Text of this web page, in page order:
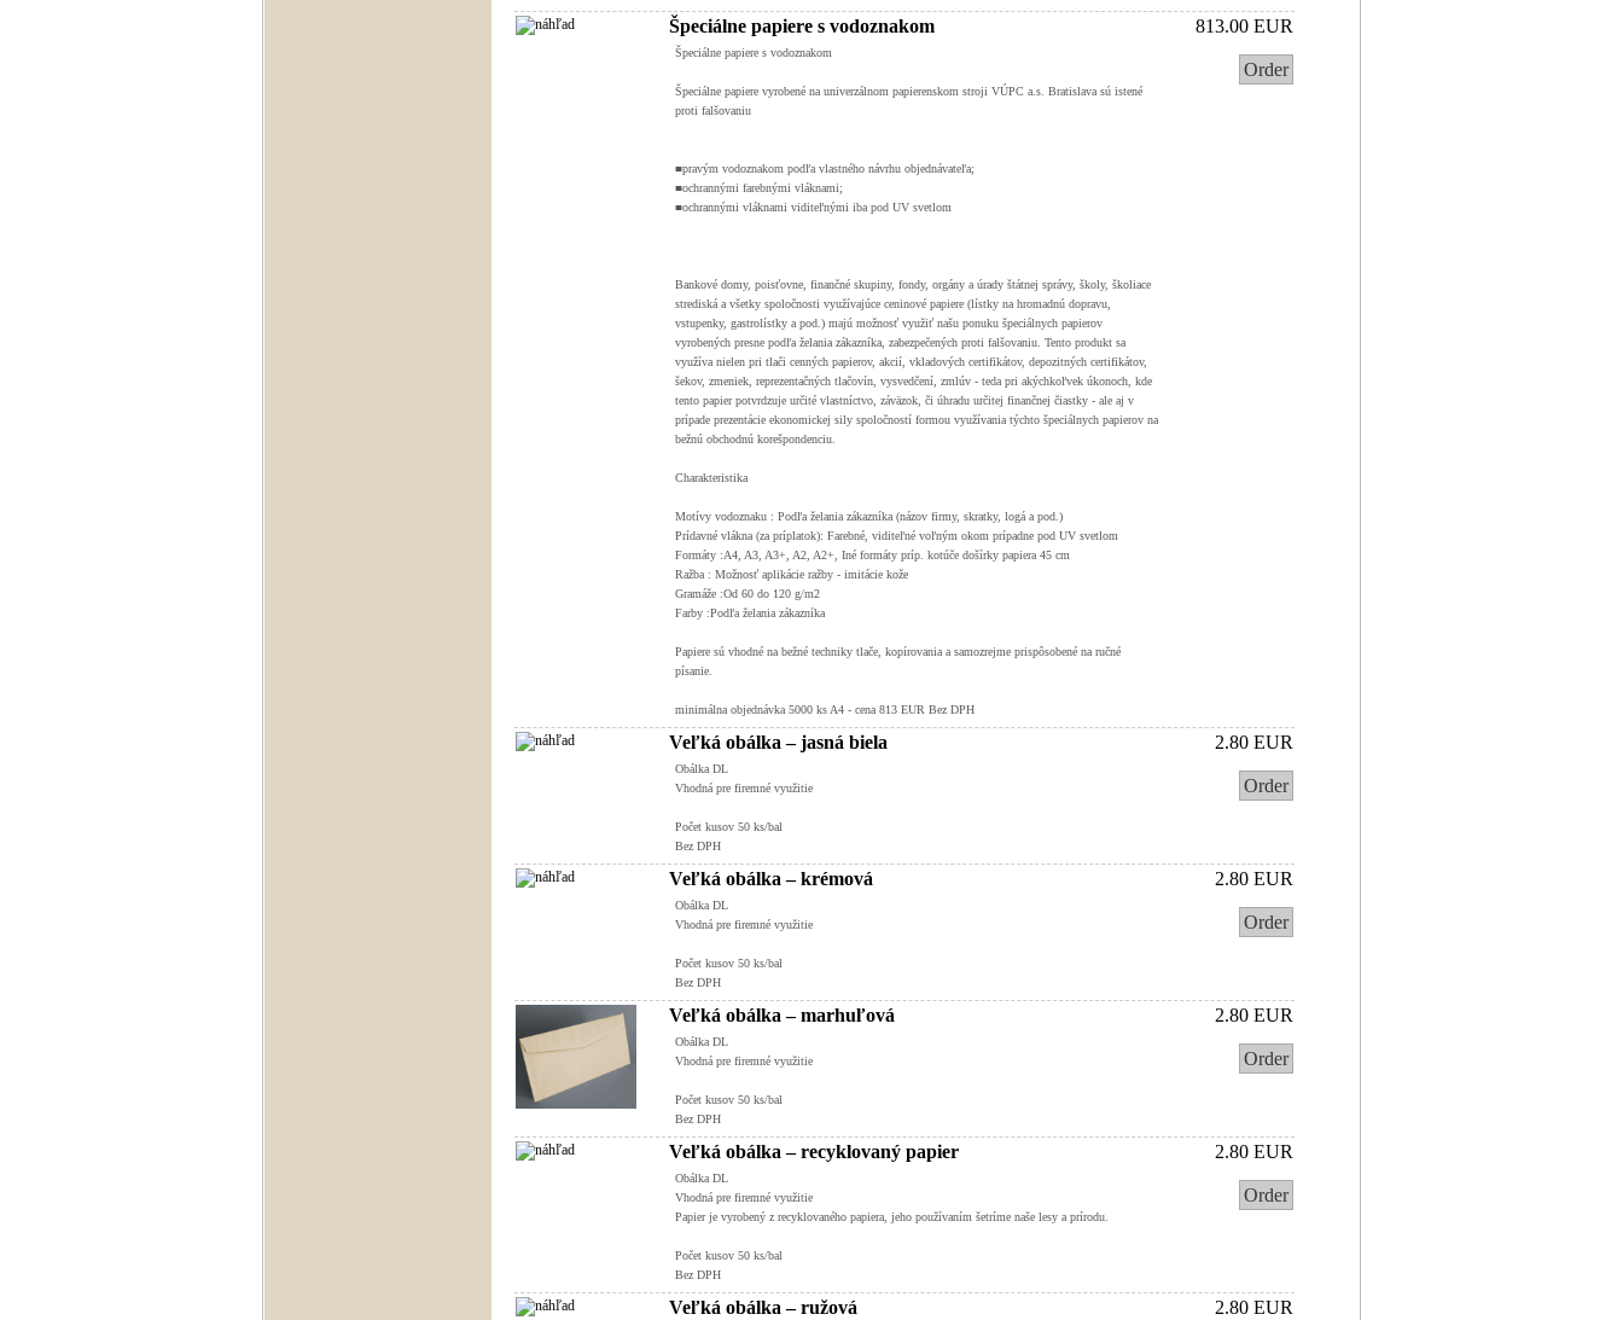
Špeciálne papiere s vodoznakom
Špeciálne papiere s vodoznakom
Špeciálne papiere vyrobené na univerzálnom papierenskom stroji VÚPC a.s. Bratislava sú istené
proti falšovaniu
■pravým vodoznakom podľa vlastného návrhu objednávateľa;
■ochrannými farebnými vláknami;
■ochrannými vláknami viditeľnými iba pod UV svetlom
Bankové domy, poisťovne, finančné skupiny, fondy, orgány a úrady štátnej správy, školy, školiace
strediská a všetky spoločnosti využívajúce ceninové papiere (lístky na hromadnú dopravu,
vstupenky, gastrolístky a pod.) majú možnosť využiť našu ponuku špeciálnych papierov
vyrobených presne podľa želania zákazníka, zabezpečených proti falšovaniu. Tento produkt sa
využíva nielen pri tlači cenných papierov, akcií, vkladových certifikátov, depozitných certifikátov,
šekov, zmeniek, reprezentačných tlačovín, vysvedčení, zmlúv - teda pri akýchkoľvek úkonoch, kde
tento papier potvrdzuje určité vlastníctvo, záväzok, či úhradu určitej finančnej čiastky - ale aj v
prípade prezentácie ekonomickej sily spoločností formou využívania týchto špeciálnych papierov na
bežnú obchodnú korešpondenciu.
Charakteristika
Motívy vodoznaku : Podľa želania zákazníka (názov firmy, skratky, logá a pod.)
Prídavné vlákna (za príplatok): Farebné, viditeľné voľným okom prípadne pod UV svetlom
Formáty :A4, A3, A3+, A2, A2+, Iné formáty príp. kotúče došírky papiera 45 cm
Ražba : Možnosť aplikácie ražby - imitácie kože
Gramáže :Od 60 do 120 g/m2
Farby :Podľa želania zákazníka
Papiere sú vhodné na bežné techniky tlače, kopírovania a samozrejme prispôsobené na ručné
písanie.
minimálna objednávka 5000 ks A4 - cena 813 EUR Bez DPH
813.00 EUR
Order
Veľká obálka – jasná biela
Obálka DL
Vhodná pre firemné využitie
Počet kusov 50 ks/bal
Bez DPH
2.80 EUR
Order
Veľká obálka – krémová
Obálka DL
Vhodná pre firemné využitie
Počet kusov 50 ks/bal
Bez DPH
2.80 EUR
Order
Veľká obálka – marhuľová
Obálka DL
Vhodná pre firemné využitie
Počet kusov 50 ks/bal
Bez DPH
2.80 EUR
Order
Veľká obálka – recyklovaný papier
Obálka DL
Vhodná pre firemné využitie
Papier je vyrobený z recyklovaného papiera, jeho používaním šetríme naše lesy a prírodu.
Počet kusov 50 ks/bal
Bez DPH
2.80 EUR
Order
Veľká obálka – ružová 2.80 EUR